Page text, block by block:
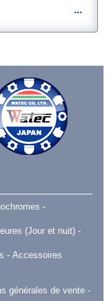
(Jour et nuit)
Accessoires
générales de vente